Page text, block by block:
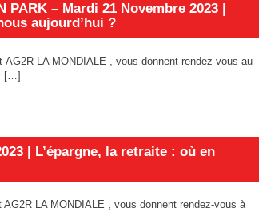
– Mardi 21 Novembre 2023 |
aujourd’hui ?
LA MONDIALE , vous donnent rendez-vous au
[…]
| L’épargne, la retraite : où en
LA MONDIALE , vous donnent rendez-vous à